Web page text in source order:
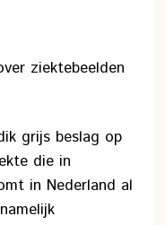
ziektebeelden
grijs beslag op
die in
in Nederland al